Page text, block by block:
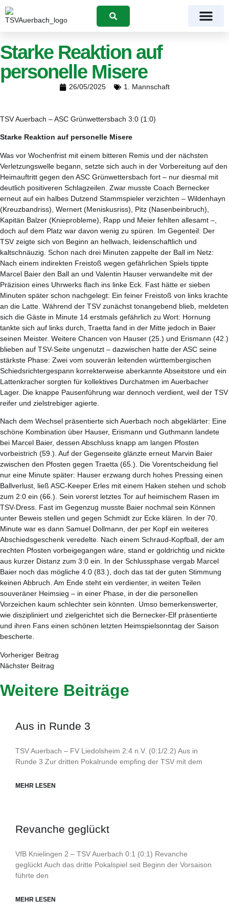
Suchen
Starke Reaktion auf
personelle Misere
26/05/2025 1. Mannschaft
TSV Auerbach – ASC Grünwettersbach 3:0 (1:0)
Starke Reaktion auf personelle Misere
Was vor Wochenfrist mit einem bitteren Remis und der nächsten
Verletzungswelle begann, setzte sich auch in der Vorbereitung auf den
Heimauftritt gegen den ASC Grünwettersbach fort – nur diesmal mit
deutlich positiveren Schlagzeilen. Zwar musste Coach Bernecker
erneut auf ein halbes Dutzend Stammspieler verzichten – Wildenhayn
(Kreuzbandriss), Wernert (Meniskusriss), Pitz (Nasenbeinbruch),
Kapitän Balzer (Knieprobleme), Rapp und Meier fehlten allesamt –,
doch auf dem Platz war davon wenig zu spüren. Im Gegenteil: Der
TSV zeigte sich von Beginn an hellwach, leidenschaftlich und
kaltschnäuzig. Schon nach drei Minuten zappelte der Ball im Netz:
Nach einem indirekten Freistoß wegen gefährlichen Spiels tippte
Marcel Baier den Ball an und Valentin Hauser verwandelte mit der
Präzision eines Uhrwerks flach ins linke Eck. Fast hätte er sieben
Minuten später schon nachgelegt: Ein feiner Freistoß von links krachte
an die Latte. Während der TSV zunächst tonangebend blieb, meldeten
sich die Gäste in Minute 14 erstmals gefährlich zu Wort: Hornung
tankte sich auf links durch, Traetta fand in der Mitte jedoch in Baier
seinen Meister. Weitere Chancen von Hauser (25.) und Erismann (42.)
blieben auf TSV-Seite ungenutzt – dazwischen hatte der ASC seine
stärkste Phase: Zwei vom souverän leitenden württembergischen
Schiedsrichtergespann korrekterweise aberkannte Abseitstore und ein
Lattenkracher sorgten für kollektives Durchatmen im Auerbacher
Lager. Die knappe Pausenführung war dennoch verdient, weil der TSV
reifer und zielstrebiger agierte.
Nach dem Wechsel präsentierte sich Auerbach noch abgeklärter: Eine
schöne Kombination über Hauser, Erismann und Guthmann landete
bei Marcel Baier, dessen Abschluss knapp am langen Pfosten
vorbeistrich (59.). Auf der Gegenseite glänzte erneut Marvin Baier
zwischen den Pfosten gegen Traetta (65.). Die Vorentscheidung fiel
nur eine Minute später: Hauser erzwang durch hohes Pressing einen
Ballverlust, ließ ASC-Keeper Erles mit einem Haken stehen und schob
zum 2:0 ein (66.). Sein vorerst letztes Tor auf heimischem Rasen im
TSV-Dress. Fast im Gegenzug musste Baier nochmal sein Können
unter Beweis stellen und gegen Schmidt zur Ecke klären. In der 70.
Minute war es dann Samuel Dollmann, der per Kopf ein weiteres
Abschiedsgeschenk veredelte. Nach einem Schraud-Kopfball, der am
rechten Pfosten vorbeigegangen wäre, stand er goldrichtig und nickte
aus kurzer Distanz zum 3:0 ein. In der Schlussphase vergab Marcel
Baier noch das mögliche 4:0 (83.), doch das tat der guten Stimmung
keinen Abbruch. Am Ende steht ein verdienter, in weiten Teilen
souveräner Heimsieg – in einer Phase, in der die personellen
Vorzeichen kaum schlechter sein könnten. Umso bemerkenswerter,
wie diszipliniert und zielgerichtet sich die Bernecker-Elf präsentierte
und ihren Fans einen schönen letzten Heimspielsonntag der Saison
bescherte.
Vorheriger Beitrag
Nächster Beitrag
Weitere Beiträge
Aus in Runde 3
TSV Auerbach – FV Liedolsheim 2:4 n.V. (0:1/2:2) Aus in
Runde 3 Zur dritten Pokalrunde empfing der TSV mit dem
MEHR LESEN
Revanche geglückt
VfB Knielingen 2 – TSV Auerbach 0:1 (0:1) Revanche
geglückt Auch das dritte Pokalspiel seit Beginn der Vorsaison
führte den
MEHR LESEN